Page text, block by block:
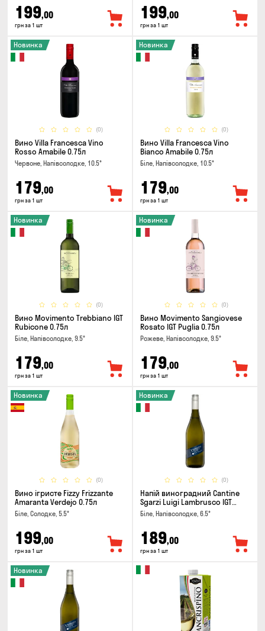
199,00
грн за 1 шт
199,00
грн за 1 шт
(0)
Новинка
Вино Villa Francesca Vino
Rosso Amabile 0.75л
Червоне, Напівсолодке, 10.5°
179,00
грн за 1 шт
(0)
Новинка
Вино Villa Francesca Vino
Bianco Amabile 0.75л
Біле, Напівсолодке, 10.5°
179,00
грн за 1 шт
(0)
Новинка
Вино Movimento Trebbiano IGT
Rubicone 0.75л
Біле, Напівсолодке, 9.5°
179,00
грн за 1 шт
(0)
Новинка
Вино Movimento Sangiovese
Rosato IGT Puglia 0.75л
Рожеве, Напівсолодке, 9.5°
179,00
грн за 1 шт
(0)
Новинка
Вино ігристе Fizzy Frizzante
Amaranta Verdejo 0.75л
Біле, Солодке, 5.5°
199,00
грн за 1 шт
(0)
Новинка
Напій виноградний Cantine
Sgarzi Luigi Lambrusco IGT
Emilia Bianca Frizziante 0.75л
Біле, Напівсолодке, 6.5°
189,00
грн за 1 шт
Новинка